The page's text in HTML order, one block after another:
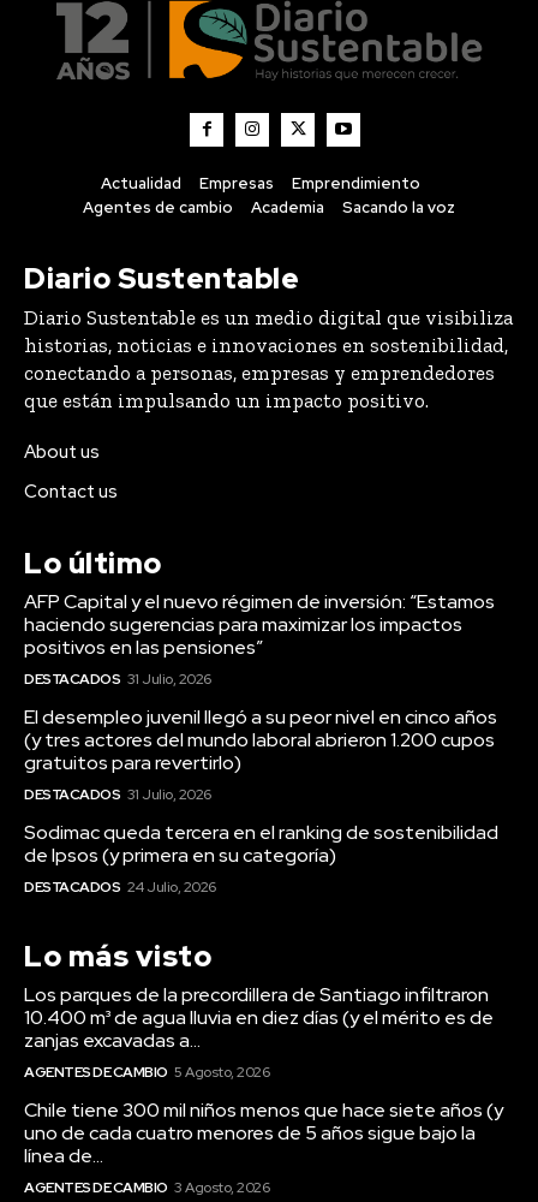
Actualidad Empresas
Emprendimiento
Agentes de cambio
Academia Sacando la voz
Diario Sustentable
Diario Sustentable es un medio digital que visibiliza
historias, noticias e innovaciones en sostenibilidad,
conectando a personas, empresas y emprendedores
que están impulsando un impacto positivo.
About us
Contact us
Lo último
AFP Capital y el nuevo régimen de inversión: “Estamos
haciendo sugerencias para maximizar los impactos
positivos en las pensiones”
DESTACADOS 31 Julio, 2026
El desempleo juvenil llegó a su peor nivel en cinco años
(y tres actores del mundo laboral abrieron 1.200 cupos
gratuitos para revertirlo)
DESTACADOS 31 Julio, 2026
Sodimac queda tercera en el ranking de sostenibilidad
de Ipsos (y primera en su categoría)
DESTACADOS 24 Julio, 2026
Lo más visto
Los parques de la precordillera de Santiago infiltraron
10.400 m³ de agua lluvia en diez días (y el mérito es de
zanjas excavadas a...
AGENTES DE CAMBIO 5 Agosto, 2026
Chile tiene 300 mil niños menos que hace siete años (y
uno de cada cuatro menores de 5 años sigue bajo la
línea de...
AGENTES DE CAMBIO 3 Agosto, 2026